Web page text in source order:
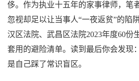
侈。作为执业十五年的家事律师，笔
忽视却足以让当事人“一夜返贫”的陷
汉区法院、武昌区法院2023年度60份
套用的避险清单。读到最后你会发现
是自己踩了常识盲区。